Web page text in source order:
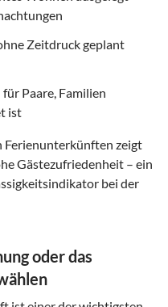
Zeitdruck geplant
Paare, Familien
ist
Ferienunterkünften zeigt
Gästezufriedenheit – ein
bei der
oder das